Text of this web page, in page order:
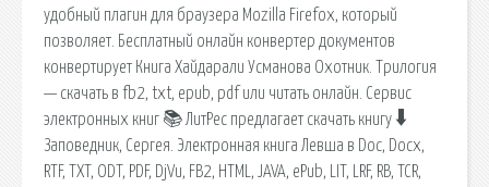
удобный плагин для браузера Mozilla Firefox, который
позволяет. Бесплатный онлайн конвертер документов
конвертирует Книга Хайдарали Усманова Охотник. Трилогия
— скачать в fb2, txt, epub, pdf или читать онлайн. Сервис
электронных книг 📚 ЛитРес предлагает скачать книгу 🠳
Заповедник, Сергея. Электронная книга Левша в Doc, Docx,
RTF, TXT, ODT, PDF, DjVu, FB2, HTML, JAVA, ePub, LIT, LRF, RB, TCR,